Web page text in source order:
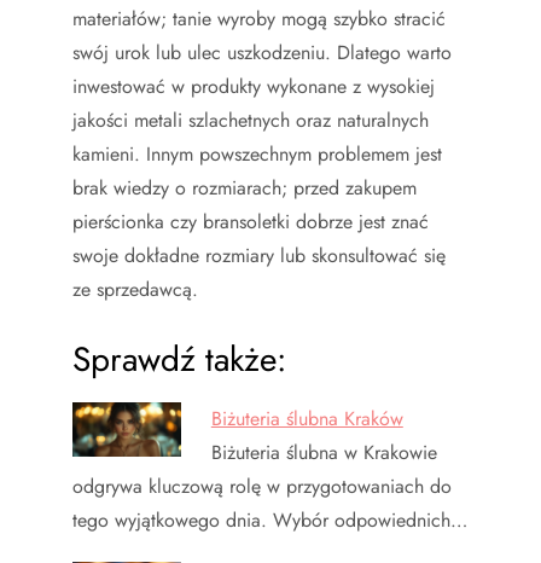
materiałów; tanie wyroby mogą szybko stracić
swój urok lub ulec uszkodzeniu. Dlatego warto
inwestować w produkty wykonane z wysokiej
jakości metali szlachetnych oraz naturalnych
kamieni. Innym powszechnym problemem jest
brak wiedzy o rozmiarach; przed zakupem
pierścionka czy bransoletki dobrze jest znać
swoje dokładne rozmiary lub skonsultować się
ze sprzedawcą.
Sprawdź także:
Biżuteria ślubna Kraków
Biżuteria ślubna w Krakowie
odgrywa kluczową rolę w przygotowaniach do
tego wyjątkowego dnia. Wybór odpowiednich…